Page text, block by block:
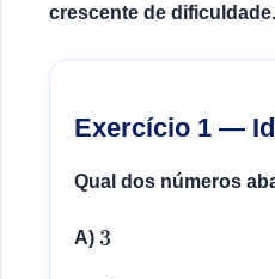
crescente de dificuldade.
Exercício 1 —
Qual dos números
A) 3